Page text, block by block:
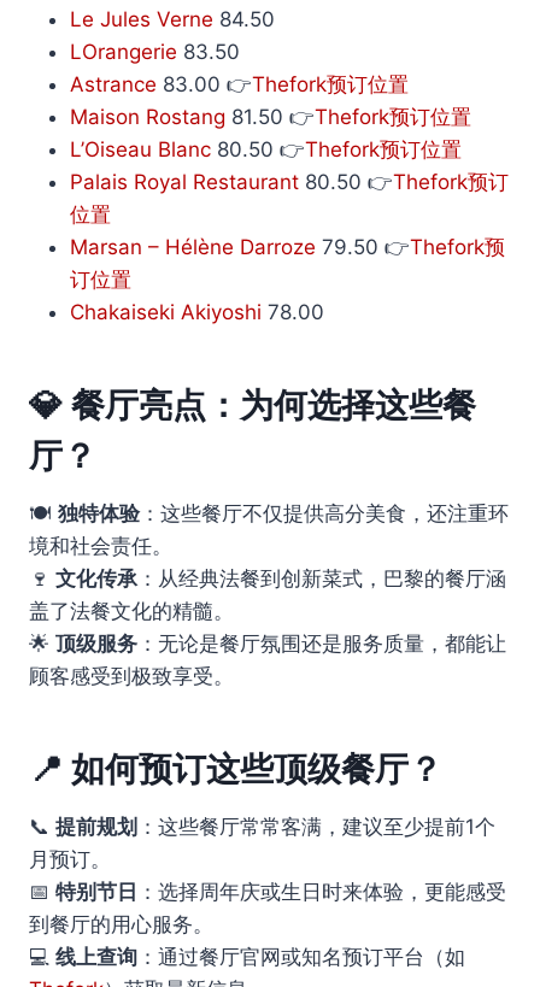
Le Jules Verne 84.50
LOrangerie 83.50
Astrance 83.00 👉Thefork预订位置
Maison Rostang 81.50 👉Thefork预订位置
L’Oiseau Blanc 80.50 👉Thefork预订位置
Palais Royal Restaurant 80.50 👉Thefork预订
位置
Marsan – Hélène Darroze 79.50 👉Thefork预
订位置
Chakaiseki Akiyoshi 78.00
💎 餐厅亮点：为何选择这些餐
厅？
🍽 独特体验：这些餐厅不仅提供高分美食，还注重环
境和社会责任。
🍷 文化传承 ：从经典法餐到创新菜式，巴黎的餐厅涵
盖了法餐文化的精髓。
🌟 顶级服务 ：无论是餐厅氛围还是服务质量，都能让
顾客感受到极致享受。
📍 如何预订这些顶级餐厅？
📞 提前规划 ：这些餐厅常常客满，建议至少提前1个
月预订。
📅 特别节日 ：选择周年庆或生日时来体验，更能感受
到餐厅的用心服务。
💻 线上查询 ：通过餐厅官网或知名预订平台（如